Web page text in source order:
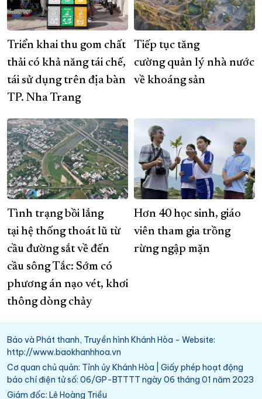
Triển khai thu gom chất
thải có khả năng tái chế,
tái sử dụng trên địa bàn
TP. Nha Trang
Tiếp tục tăng
cường quản lý nhà nước
về khoáng sản
Tình trạng bồi lắng
tại hệ thống thoát lũ từ
cầu đường sắt về đến
cầu sông Tắc: Sớm có
phương án nạo vét, khơi
thông dòng chảy
Hơn 40 học sinh, giáo
viên tham gia trồng
rừng ngập mặn
Báo và Phát thanh, Truyền hình Khánh Hòa - Website:
http://www.baokhanhhoa.vn
Cơ quan chủ quản: Tỉnh ủy Khánh Hòa | Giấy phép hoạt động
báo chí điện tử số: 06/GP-BTTTT ngày 06 tháng 01 năm 2023
Giám đốc: Lê Hoàng Triều